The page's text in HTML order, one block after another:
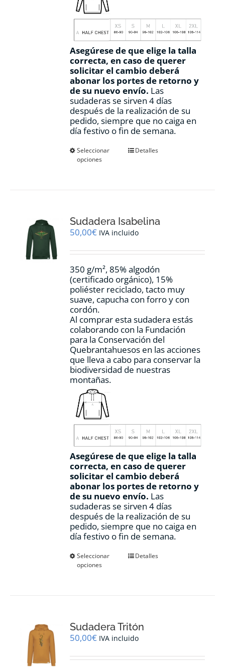
Asegúrese de que elige la talla
correcta, en caso de querer
solicitar el cambio deberá
abonar los portes de retorno y
de su nuevo envío. Las
sudaderas se sirven 4 días
después de la realización de su
pedido, siempre que no caiga en
día festivo o fin de semana.
Seleccionar
opciones
Este
se
pueden
en
página
de
producto
Detalles
Sudadera Isabelina
50,00€ IVA incluido
350 g/m², 85% algodón
(certificado orgánico), 15%
poliéster reciclado, tacto muy
suave, capucha con forro y con
cordón.
Al comprar esta sudadera estás
colaborando con la Fundación
para la Conservación del
Quebrantahuesos en las acciones
que lleva a cabo para conservar la
biodiversidad de nuestras
montañas.
Asegúrese de que elige la talla
correcta, en caso de querer
solicitar el cambio deberá
abonar los portes de retorno y
de su nuevo envío. Las
sudaderas se sirven 4 días
después de la realización de su
pedido, siempre que no caiga en
día festivo o fin de semana.
Seleccionar
opciones
Este
se
pueden
en
Detalles
Sudadera Tritón
50,00€ IVA incluido